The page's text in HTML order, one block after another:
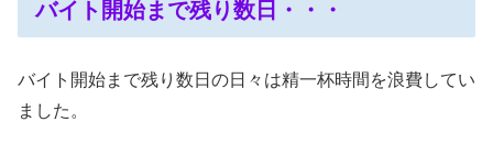
バイト開始まで残り数日・・・
バイト開始まで残り数日の日々は精一杯時間を浪費してい
ました。